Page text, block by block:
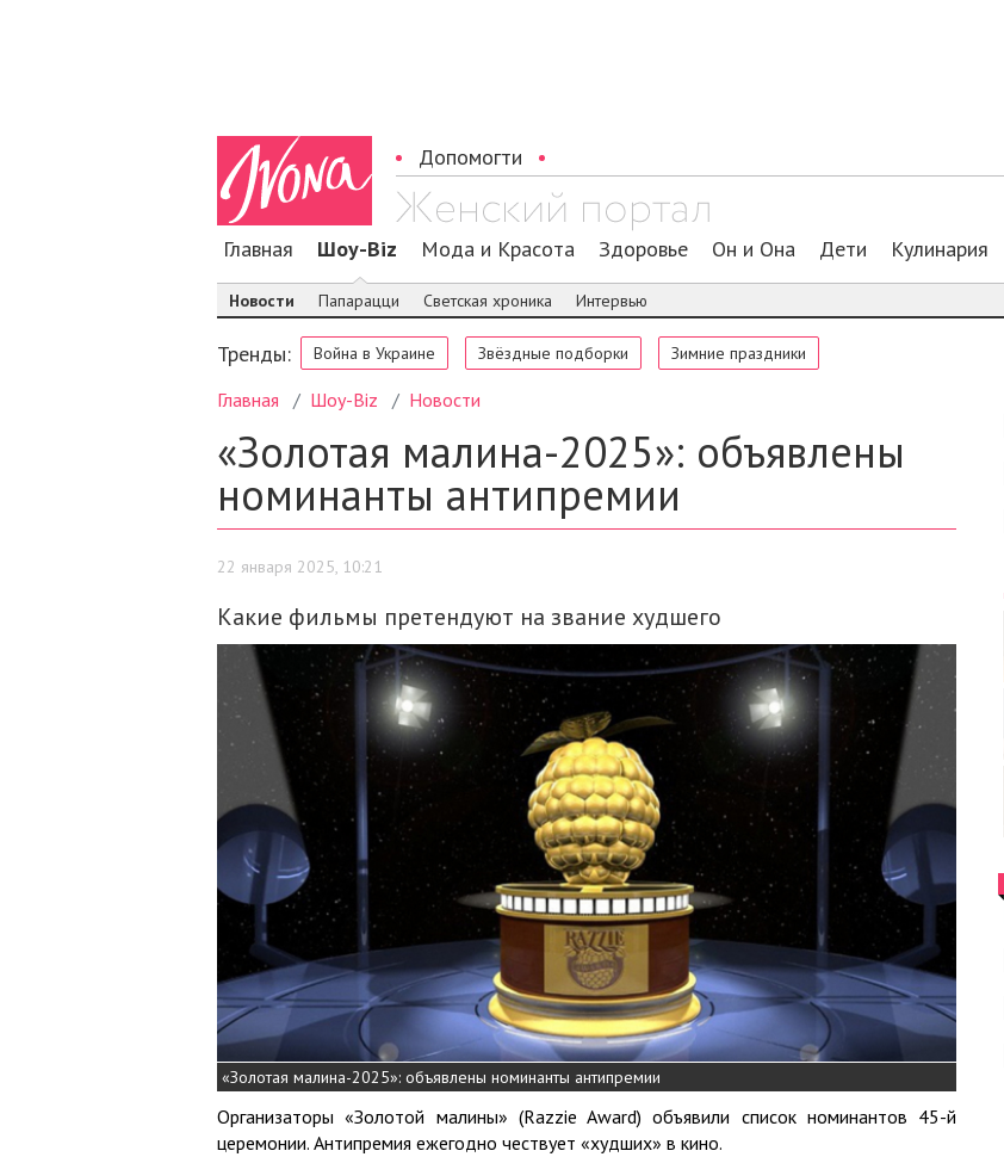
Допомогти
Главная Шоу-Biz Мода и Красота Здоровье Он и Она Дети Кулинария
Новости Папарацци Светская хроника Интервью
Тренды: Война в Украине Звёздные подборки Зимние праздники
Главная Шоу-Biz Новости
«Золотая малина-2025»: объявлены
номинанты антипремии
22 января 2025, 10:21
Какие фильмы претендуют на звание худшего
«Золотая малина-2025»: объявлены номинанты антипремии
Организаторы «Золотой малины» (Razzie Award) объявили список номинантов 45-й
церемонии. Антипремия ежегодно чествует «худших» в кино.